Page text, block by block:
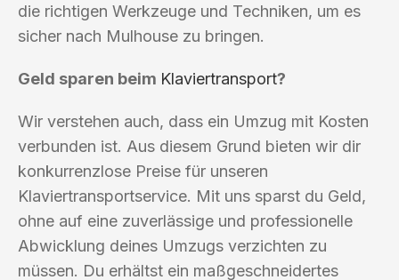
die richtigen Werkzeuge und Techniken, um es
sicher nach Mulhouse zu bringen.
Geld sparen beim Klaviertransport?
Wir verstehen auch, dass ein Umzug mit Kosten
verbunden ist. Aus diesem Grund bieten wir dir
konkurrenzlose Preise für unseren
Klaviertransportservice. Mit uns sparst du Geld,
ohne auf eine zuverlässige und professionelle
Abwicklung deines Umzugs verzichten zu
müssen. Du erhältst ein maßgeschneidertes